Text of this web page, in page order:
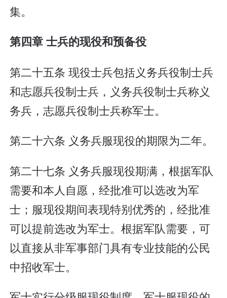
集。
第四章 士兵的现役和预备役
第二十五条 现役士兵包括义务兵役制士兵
和志愿兵役制士兵，义务兵役制士兵称义
务兵，志愿兵役制士兵称军士。
第二十六条 义务兵服现役的期限为二年。
第二十七条 义务兵服现役期满，根据军队
需要和本人自愿，经批准可以选改为军
士；服现役期间表现特别优秀的，经批准
可以提前选改为军士。根据军队需要，可
以直接从非军事部门具有专业技能的公民
中招收军士。